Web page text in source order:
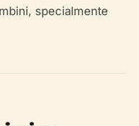
specialmente